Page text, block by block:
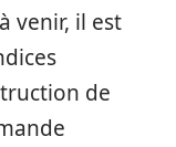
venir, il est
de